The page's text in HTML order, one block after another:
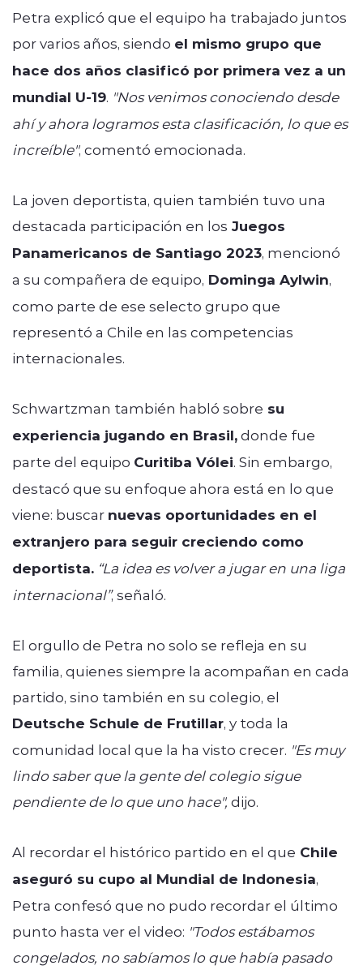
Petra explicó que el equipo ha trabajado juntos
por varios años, siendo el mismo grupo que
hace dos años clasificó por primera vez a un
mundial U-19. "Nos venimos conociendo desde
ahí y ahora logramos esta clasificación, lo que es
increíble", comentó emocionada.
La joven deportista, quien también tuvo una
destacada participación en los Juegos
Panamericanos de Santiago 2023, mencionó
a su compañera de equipo, Dominga Aylwin,
como parte de ese selecto grupo que
representó a Chile en las competencias
internacionales.
Schwartzman también habló sobre su
experiencia jugando en Brasil,donde fue
parte del equipo Curitiba Vólei. Sin embargo,
destacó que su enfoque ahora está en lo que
viene: buscar nuevas oportunidades en el
extranjero para seguir creciendo como
deportista. “La idea es volver a jugar en una liga
internacional”, señaló.
El orgullo de Petra no solo se refleja en su
familia, quienes siempre la acompañan en cada
partido, sino también en su colegio, el
Deutsche Schule de Frutillar, y toda la
comunidad local que la ha visto crecer. "Es muy
lindo saber que la gente del colegio sigue
pendiente de lo que uno hace", dijo.
Al recordar el histórico partido en el que Chile
aseguró su cupo al Mundial de Indonesia,
Petra confesó que no pudo recordar el último
punto hasta ver el video: "Todos estábamos
congelados, no sabíamos lo que había pasado